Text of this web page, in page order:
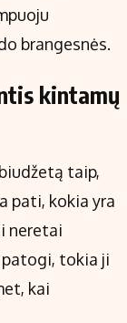
brangesnės.
kintamų
taip,
pati, kokia yra
neretai
patogi, tokia ji
kai